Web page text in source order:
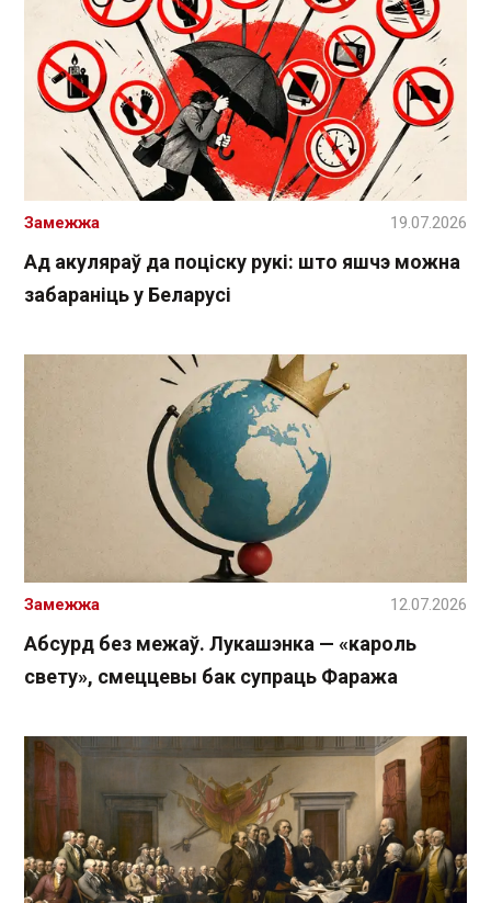
Ад акуляраў да поціску рукі: што яшчэ можна
забараніць у Беларусі
Замежжа 19.07.2026
Абсурд без межаў. Лукашэнка — «кароль
свету», смеццевы бак супраць Фаража
Замежжа 12.07.2026